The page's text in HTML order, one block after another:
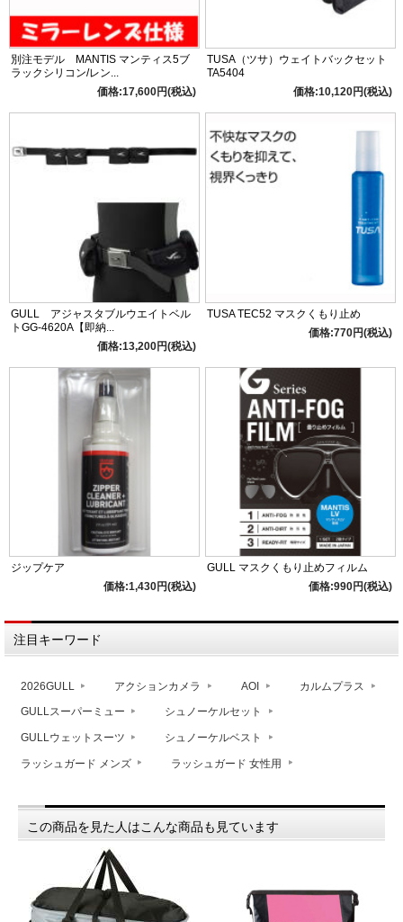
別注モデル MANTIS マンティス5ブ
ラックシリコン/レン...
価格:17,600円(税込)
TUSA（ツサ）ウェイトバックセット
TA5404
価格:10,120円(税込)
GULL アジャスタブルウエイトベル
トGG-4620A【即納...
価格:13,200円(税込)
TUSA TEC52 マスクくもり止め
価格:770円(税込)
ジップケア
価格:1,430円(税込)
GULL マスクくもり止めフィルム
価格:990円(税込)
注目キーワード
2026GULL アクションカメラ AOI カルムプラス
GULLスーパーミュー シュノーケルセット
GULLウェットスーツ シュノーケルベスト
ラッシュガード メンズ ラッシュガード 女性用
この商品を見た人はこんな商品も見ています